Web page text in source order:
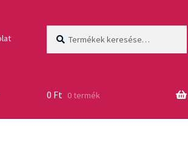
0 Ft 0 termék